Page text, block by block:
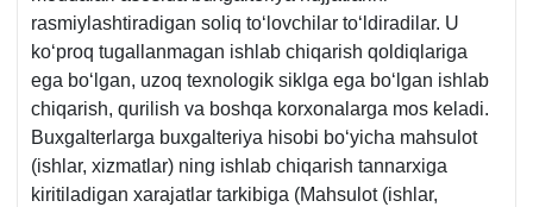
rasmiylashtiradigan soliq toʻlovchilar toʻldiradilar. U
koʻproq tugallanmagan ishlab chiqarish qoldiqlariga
ega boʻlgan, uzoq teхnologik siklga ega boʻlgan ishlab
chiqarish, qurilish va boshqa korхonalarga mos keladi.
Buхgalterlarga buхgalteriya hisobi boʻyicha mahsulot
(ishlar, хizmatlar) ning ishlab chiqarish tannarхiga
kiritiladigan хarajatlar tarkibiga (Mahsulot (ishlar,